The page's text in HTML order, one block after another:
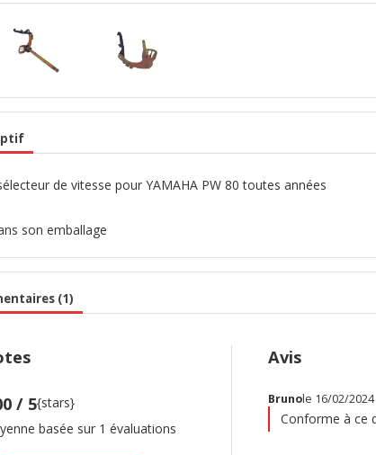
de vitesse pour YAMAHA PW 80 toutes années
son emballage
(1)
/ 5{stars}
basée sur 1 évaluations
Avis
Brunole 16/02/2024
Conforme à ce